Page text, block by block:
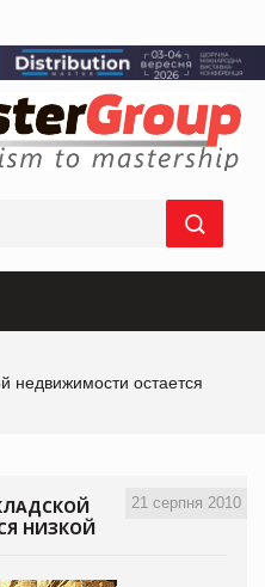
недвижимости остается
21 серпня 2010
НИЗКОЙ